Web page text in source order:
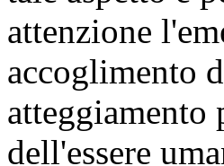
attenzione
accoglimento
dell'essere